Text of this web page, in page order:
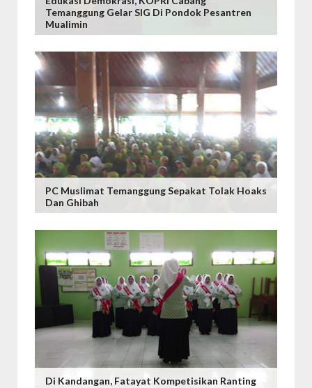
Temanggung Gelar SIG Di Pondok Pesantren
Mualimin
PC Muslimat Temanggung Sepakat Tolak Hoaks
Dan Ghibah
Di Kandangan, Fatayat Kompetisikan Ranting